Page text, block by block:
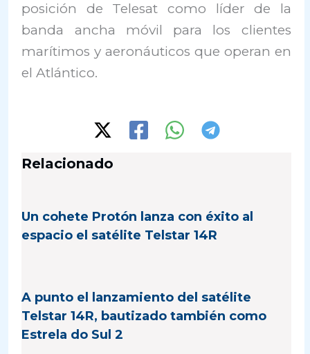
posición de Telesat como líder de la
banda ancha móvil para los clientes
marítimos y aeronáuticos que operan en
el Atlántico.
Relacionado
Un cohete Protón lanza con éxito al
espacio el satélite Telstar 14R
A punto el lanzamiento del satélite
Telstar 14R, bautizado también como
Estrela do Sul 2